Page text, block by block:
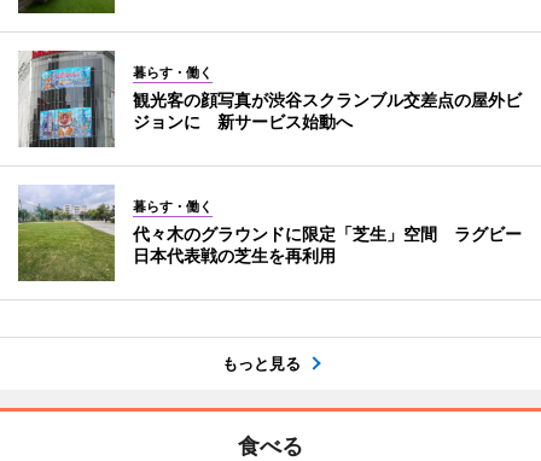
暮らす・働く
観光客の顔写真が渋谷スクランブル交差点の屋外ビ
ジョンに 新サービス始動へ
暮らす・働く
代々木のグラウンドに限定「芝生」空間 ラグビー
日本代表戦の芝生を再利用
もっと見る
食べる